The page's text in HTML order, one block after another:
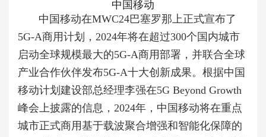
中国移动
中国移动在MWC24巴塞罗那上正式宣布了
5G-A商用计划，2024年将在超过300个国内城市
启动全球规模最大的5G-A商用部署，并联合全球
产业合作伙伴发布5G-A十大创新成果。根据中国
移动计划建设部总经理李强在5G Beyond Growth
峰会上披露的信息，2024年，中国移动将在重点
城市正式商用基于载波聚合增强和智能化保障的